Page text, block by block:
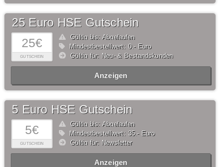
25€
GUTSCHEIN
25 Euro HSE Gutschein
Gültig bis: Abgelaufen
Mindestbestellwert: 0,- Euro
Gültig für: Neu- & Bestandskunden
Anzeigen
5€
GUTSCHEIN
5 Euro HSE Gutschein
Gültig bis: Abgelaufen
Mindestbestellwert: 35,- Euro
Gültig für: Newsletter
Anzeigen